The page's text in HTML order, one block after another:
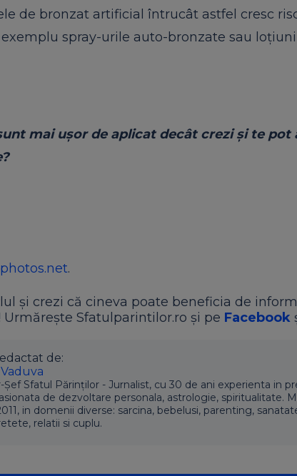
de bronzat artificial întrucât astfel cresc
spray-urile auto-bronzate sau
mai uşor de aplicat decât crezi şi te
.
și crezi că cineva poate beneficia de
Sfatulparintilor.ro și pe Facebook
de:
Șef Sfatul Părinților - Jurnalist, cu 30 de ani experienta in
de dezvoltare personala, astrologie, spiritualitate.
in domenii diverse: sarcina, bebelusi, parenting,
relatii si cuplu.